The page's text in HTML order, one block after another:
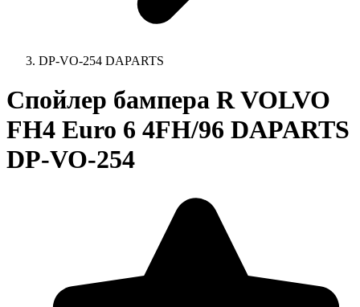
DP-VO-254 DAPARTS
Спойлер бампера R VOLVO
FH4 Euro 6 4FH/96 DAPARTS
DP-VO-254